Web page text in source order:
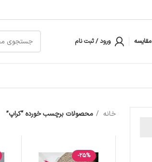
مقایسه ورود / ثبت نام
خانه محصولات برچسب خورده “کراپ”
-25%